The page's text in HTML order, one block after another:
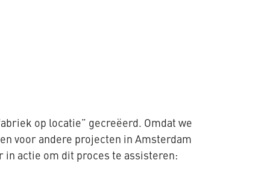
op locatie” gecreëerd. Omdat we
voor andere projecten in Amsterdam
in actie om dit proces te assisteren: